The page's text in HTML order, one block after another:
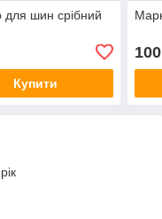
для шин срібний
Купити
100